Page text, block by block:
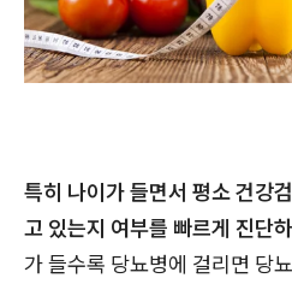
특히 나이가 들면서 평소 건강
고 있는지 여부를 빠르게 진단
가 들수록 당뇨병에 걸리면 당